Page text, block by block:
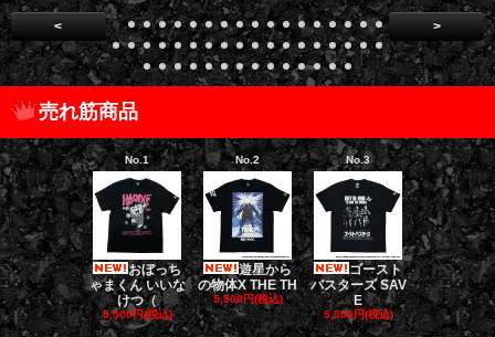
< >
売れ筋商品
No.1
おぼっち
ゃまくん いいな
けつ（
5,500円(税込)
No.2
遊星から
の物体X THE TH
5,500円(税込)
No.3
ゴースト
バスターズ SAV
E
5,500円(税込)
No.4
ゴー
バスターズ
ージャ
5,500円(税